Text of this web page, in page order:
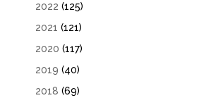
2022 (125)
2021 (121)
2020 (117)
2019 (40)
2018 (69)